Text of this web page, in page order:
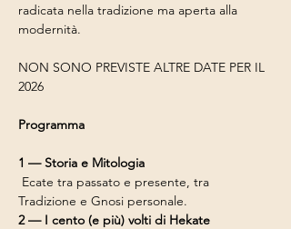
radicata nella tradizione ma aperta alla
modernità.
NON SONO PREVISTE ALTRE DATE PER IL
2026
Programma
1 — Storia e Mitologia
Tradizione e Gnosi personale.
2 — I cento (e più) volti di Hekate